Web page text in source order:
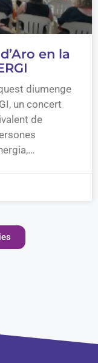
en la
diumenge
un concert
de